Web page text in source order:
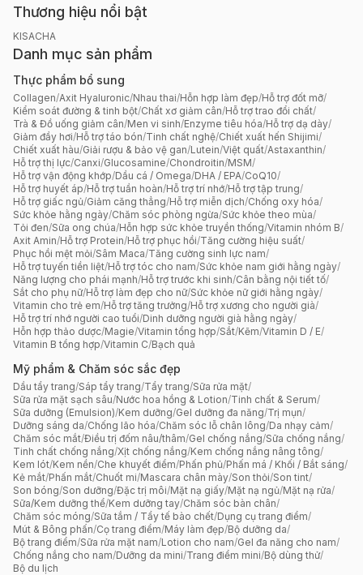
Thương hiệu nổi bật
KISACHA
Danh mục sản phẩm
Thực phẩm bổ sung
Collagen/Axit Hyaluronic/Nhau thai/Hỗn hợp làm đẹp/Hỗ trợ đốt mỡ/
Kiểm soát đường & tinh bột/Chất xơ giảm cân/Hỗ trợ trao đổi chất/
Trà & Đồ uống giảm cân/Men vi sinh/Enzyme tiêu hóa/Hỗ trợ dạ dày/
Giảm đầy hơi/Hỗ trợ táo bón/Tinh chất nghệ/Chiết xuất hến Shijimi/
Chiết xuất hàu/Giải rượu & bảo vệ gan/Lutein/Việt quất/Astaxanthin/
Hỗ trợ thị lực/Canxi/Glucosamine/Chondroitin/MSM/
Hỗ trợ vận động khớp/Dầu cá / Omega/DHA / EPA/CoQ10/
Hỗ trợ huyết áp/Hỗ trợ tuần hoàn/Hỗ trợ trí nhớ/Hỗ trợ tập trung/
Hỗ trợ giấc ngủ/Giảm căng thẳng/Hỗ trợ miễn dịch/Chống oxy hóa/
Sức khỏe hằng ngày/Chăm sóc phòng ngừa/Sức khỏe theo mùa/
Tỏi đen/Sữa ong chúa/Hỗn hợp sức khỏe truyền thống/Vitamin nhóm B/
Axit Amin/Hỗ trợ Protein/Hỗ trợ phục hồi/Tăng cường hiệu suất/
Phục hồi mệt mỏi/Sâm Maca/Tăng cường sinh lực nam/
Hỗ trợ tuyến tiền liệt/Hỗ trợ tóc cho nam/Sức khỏe nam giới hằng ngày/
Năng lượng cho phái mạnh/Hỗ trợ trước khi sinh/Cân bằng nội tiết tố/
Sắt cho phụ nữ/Hỗ trợ làm đẹp cho nữ/Sức khỏe nữ giới hằng ngày/
Vitamin cho trẻ em/Hỗ trợ tăng trưởng/Hỗ trợ xương cho người già/
Hỗ trợ trí nhớ người cao tuổi/Dinh dưỡng người già hằng ngày/
Hỗn hợp thảo dược/Magie/Vitamin tổng hợp/Sắt/Kẽm/Vitamin D / E/
Vitamin B tổng hợp/Vitamin C/Bạch quả
Mỹ phẩm & Chăm sóc sắc đẹp
Dầu tẩy trang/Sáp tẩy trang/Tẩy trang/Sữa rửa mặt/
Sữa rửa mặt sạch sâu/Nước hoa hồng & Lotion/Tinh chất & Serum/
Sữa dưỡng (Emulsion)/Kem dưỡng/Gel dưỡng đa năng/Trị mụn/
Dưỡng sáng da/Chống lão hóa/Chăm sóc lỗ chân lông/Da nhạy cảm/
Chăm sóc mắt/Điều trị đốm nâu/thâm/Gel chống nắng/Sữa chống nắng/
Tinh chất chống nắng/Xịt chống nắng/Kem chống nắng nâng tông/
Kem lót/Kem nền/Che khuyết điểm/Phấn phủ/Phấn má / Khối / Bắt sáng/
Kẻ mắt/Phấn mắt/Chuốt mi/Mascara chân mày/Son thỏi/Son tint/
Son bóng/Son dưỡng/Đặc trị môi/Mặt nạ giấy/Mặt nạ ngủ/Mặt nạ rửa/
Sữa/Kem dưỡng thể/Kem dưỡng tay/Chăm sóc bàn chân/
Chăm sóc móng/Sữa tắm / Tẩy tế bào chết/Dụng cụ trang điểm/
Mút & Bông phấn/Cọ trang điểm/Máy làm đẹp/Bộ dưỡng da/
Bộ trang điểm/Sữa rửa mặt nam/Lotion cho nam/Gel đa năng cho nam/
Chống nắng cho nam/Dưỡng da mini/Trang điểm mini/Bộ dùng thử/
Bộ du lịch